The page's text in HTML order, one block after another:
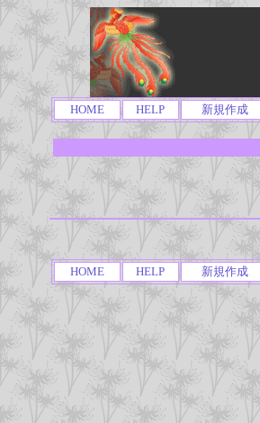
HOME HELP 新規作成
HOME HELP 新規作成